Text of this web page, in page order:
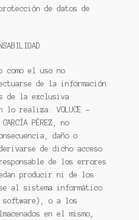
de datos de
como el uso no
de la información
de la exclusiva
lo realiza. VOLUCE –
GARCÍA PÉREZ, no
daño o
de dicho acceso
de los errores
producir ni de los
al sistema informático
software), o a los
en el mismo,